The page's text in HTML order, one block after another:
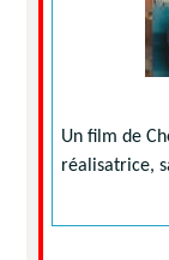
Un film de
réalisatrice,